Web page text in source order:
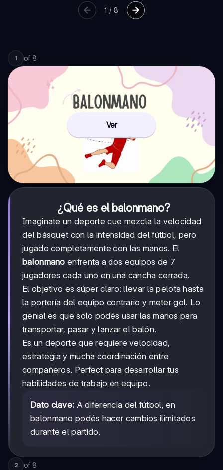
1 / 8
1 of 8
Ver
¿Qué es el balonmano?
Imaginate un deporte que mezcla la velocidad
del básquet con la intensidad del fútbol, pero
jugado completamente con las manos. El
balonmano enfrenta a dos equipos de 7
jugadores cada uno en una cancha cerrada.
El objetivo es súper claro: llevar la pelota hasta
la portería del equipo contrario y meter gol. Lo
genial es que solo podés usar las manos para
transportar, pasar y lanzar el balón.
Es un deporte que requiere velocidad,
estrategia y mucha coordinación entre
compañeros. Perfect para desarrollar tus
habilidades de trabajo en equipo.
Dato clave: A diferencia del fútbol, en
balonmano podés hacer cambios ilimitados
durante el partido.
2 of 8